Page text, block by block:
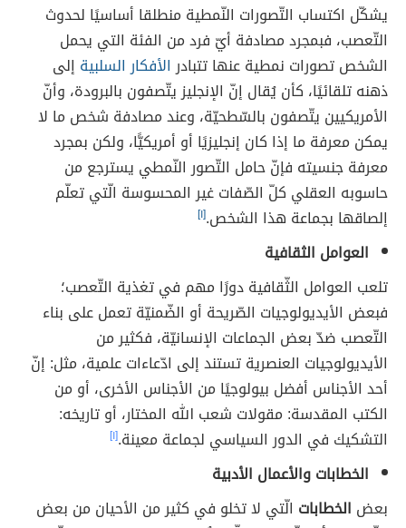
يشكّل اكتساب التّصورات النّمطية منطلقا أساسيًا لحدوث
التّعصب، فبمجرد مصادفة أيّ فرد من الفئة التي يحمل
الشخص تصورات نمطية عنها تتبادرالأفكار السلبية إلى
ذهنه تلقائيًا، كأن يُقال إنّ الإنجليز يتّصفون بالبرودة، وأنّ
الأمريكيين يتّصفون بالسّطحيّة، وعند مصادفة شخص ما لا
يمكن معرفة ما إذا كان إنجليزيًا أو أمريكيًّا، ولكن بمجرد
معرفة جنسيته فإنّ حامل التّصور النّمطي يسترجع من
حاسوبه العقلي كلّ الصّفات غير المحسوسة الّتي تعلّم
إلصاقها بجماعة هذا الشخص.[١]
العوامل الثقافية
تلعب العوامل الثّقافية دورًا مهم في تغذية التّعصب؛
فبعض الأيديولوجيات الصّريحة أو الضّمنيّة تعمل على بناء
التّعصب ضدّ بعض الجماعات الإنسانيّة، فكثير من
الأيديولوجيات العنصرية تستند إلى ادّعاءات علمية، مثل: إنّ
أحد الأجناس أفضل بيولوجيًا من الأجناس الأخرى، أو من
الكتب المقدسة: مقولات شعب الله المختار، أو تاريخه:
التشكيك في الدور السياسي لجماعة معينة.[١]
الخطابات والأعمال الأدبية
بعض الخطابات الّتي لا تخلو في كثير من الأحيان من بعض